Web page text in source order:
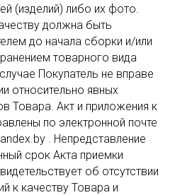
(изделий) либо их фото.
должна быть
до начала сборки и/или
товарного вида
Покупатель не вправе
относительно явных
Товара. Акт и приложения к
по электронной почте
. Непредставление
срок Акта приемки
об отсутствии
к качеству Товара и